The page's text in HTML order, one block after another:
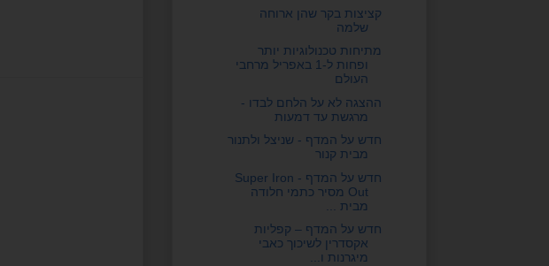
קציצות בקר שהן ארוחה
שלמה
מתיחות טכנולוגיות יותר
ופחות ל-1 באפריל מרחבי
העולם
ההצגה לא על הלחם לבדו -
מרגשת עד דמעות
חדש על המדף - שניצל ולתנור
מבית קנור
חדש על המדף - Super Iron
Out מסיר כתמי חלודה
מבית ...
חדש על המדף – קפליות
אקסדרין לשיכוך כאבי
מיגרנות ו...